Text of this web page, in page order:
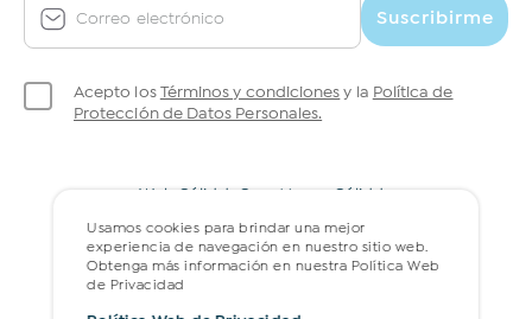
Correo electrónico Suscribirme
Acepto los Términos y condiciones y la Política de
Protección de Datos Personales.
Usamos cookies para brindar una mejor
experiencia de navegación en nuestro sitio web.
Obtenga más información en nuestra Política Web
de Privacidad